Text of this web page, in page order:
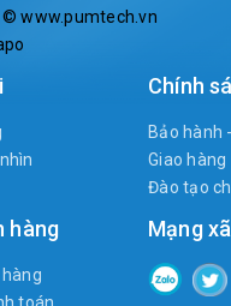
www.pumtech.vn
Chính
Bảo hành
Giao hàng
Đào tạo
hàng Mạng